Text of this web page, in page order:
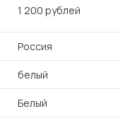
1 200 рублей
Россия
белый
Белый